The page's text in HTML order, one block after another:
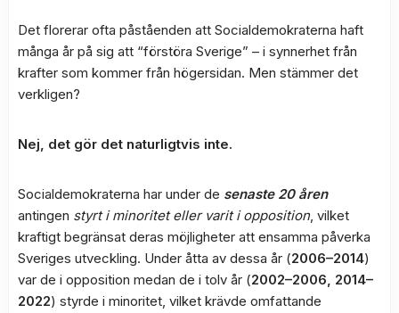
Det florerar ofta påståenden att Socialdemokraterna haft
många år på sig att “förstöra Sverige” – i synnerhet från
krafter som kommer från högersidan. Men stämmer det
verkligen?
Nej, det gör det naturligtvis inte.
Socialdemokraterna har under de senaste 20 åren
antingen styrt i minoritet eller varit i opposition, vilket
kraftigt begränsat deras möjligheter att ensamma påverka
Sveriges utveckling. Under åtta av dessa år (2006–2014)
var de i opposition medan de i tolv år (2002–2006, 2014–
2022) styrde i minoritet, vilket krävde omfattande